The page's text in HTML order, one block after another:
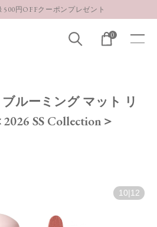
円OFFクーポンプレゼント
期購入コースはこちら
円OFFクーポンプレゼント
0
ブルーミング マット リ
SS Collection＞
10| 12